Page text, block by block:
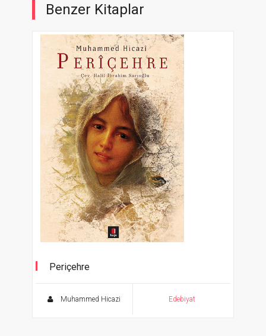
Benzer Kitaplar
Periçehre
Muhammed Hicazi Edebiyat